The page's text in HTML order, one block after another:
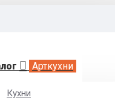
Арткухни
Кухни